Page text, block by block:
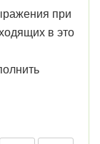
при
в это